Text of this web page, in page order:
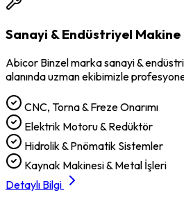
Sanayi & Endüstriyel
Abicor Binzelmarkasanayi &
alanında uzman ekibimizle
CNC, Torna & Freze Onarımı
Elektrik Motoru & Redüktör
Hidrolik & Pnömatik Sistemler
Kaynak Makinesi & Metal İşleri
Detaylı Bilgi